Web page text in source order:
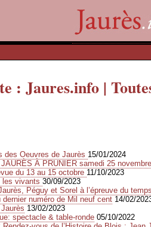
: Jaures.info |
des Oeuvres de Jaurès 15/01/2024
À PRUNIER samedi 25
du 13 au 15 octobre 11/10/2023
les vivants 30/09/2023
Péguy et Sorel à l’épreuve du temps
numéro de Mil neuf cent 14/02/
13/02/2023
spectacle & table-ronde 05/10/2022